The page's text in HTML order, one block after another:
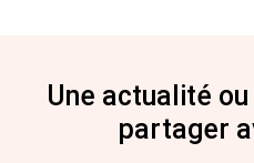
Une actualité
partager